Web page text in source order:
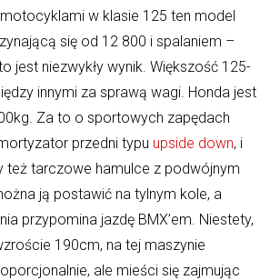
w klasie 125 ten model
się od 12 800 i spalaniem –
jest niezwykły wynik. Większość 125-
innymi za sprawą wagi. Honda jest
Za to o sportowych zapędach
przedni typu upside down, i
też tarczowe hamulce z podwójnym
ją postawić na tylnym kole, a
przypomina jazdę BMX’em. Niestety,
190cm, na tej maszynie
ale mieści się zajmując